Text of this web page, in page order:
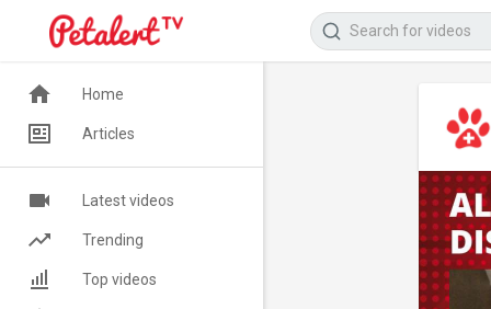
Home
Articles
Latest videos
Trending
Top videos